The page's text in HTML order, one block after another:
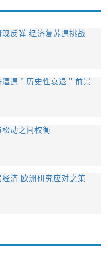
反弹 经济复苏遇挑战
遇＂历史性衰退＂前景
动之间权衡
济 欧洲研究应对之策